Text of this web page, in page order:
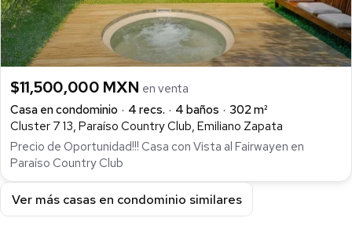
$11,500,000 MXN en venta
Casa en condominio
4 recs. 4 baños
302 m²
Cluster 7 13, Paraíso Country Club, Emiliano Zapata
Precio de Oportunidad!!! Casa con Vista al Fairwayen en
Paraíso Country Club
Ver más casas en condominio similares